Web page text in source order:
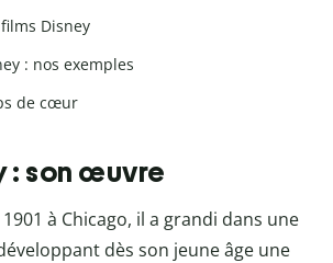
Disney
: nos exemples
de cœur
: son œuvre
à Chicago, il a grandi dans une
dès son jeune âge une